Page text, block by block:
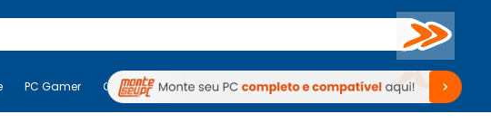
Buscar
Hardware PC Gamer Computadores Periféricos TV Venda no KaBuM!
PC Gamer Computadores Periféricos TV Venda no KaBuM!